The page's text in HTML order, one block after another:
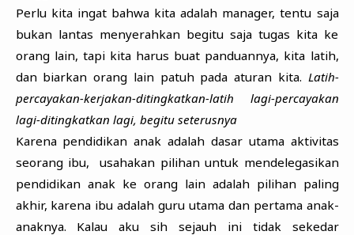
Perlu kita ingat bahwa kita adalah manager, tentu saja
bukan lantas menyerahkan begitu saja tugas kita ke
orang lain, tapi kita harus buat panduannya, kita latih,
dan biarkan orang lain patuh pada aturan kita. Latih-
percayakan-kerjakan-ditingkatkan-latih lagi-percayakan
lagi-ditingkatkan lagi, begitu seterusnya
Karena pendidikan anak adalah dasar utama aktivitas
seorang ibu, usahakan pilihan untuk mendelegasikan
pendidikan anak ke orang lain adalah pilihan paling
akhir, karena ibu adalah guru utama dan pertama anak-
anaknya. Kalau aku sih sejauh ini tidak sekedar